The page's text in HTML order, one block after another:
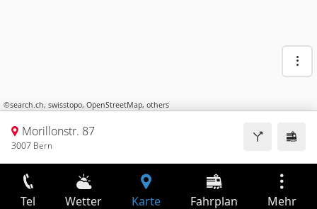
©search.ch, swisstopo, OpenStreetMap, others
Morillonstr. 87
3007 Bern
Tel Wetter Karte Fahrplan Mehr